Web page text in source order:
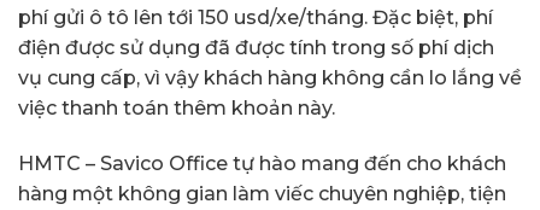
phí gửi ô tô lên tới 150 usd/xe/tháng. Đặc biệt, phí
điện được sử dụng đã được tính trong số phí dịch
vụ cung cấp, vì vậy khách hàng không cần lo lắng về
việc thanh toán thêm khoản này.
HMTC – Savico Office tự hào mang đến cho khách
hàng một không gian làm viếc chuyên nghiệp, tiện